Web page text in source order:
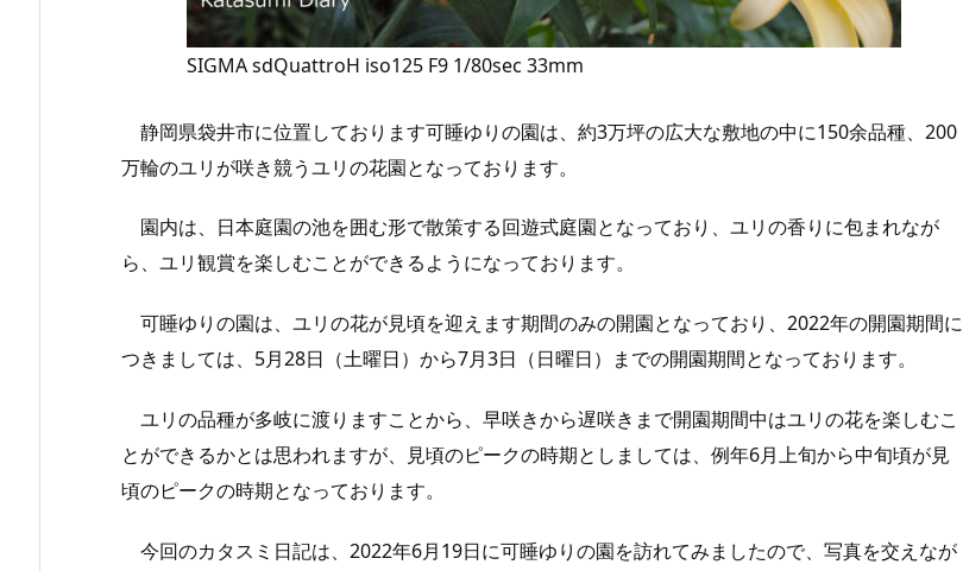
SIGMA sdQuattroH iso125 F9 1/80sec 33mm
静岡県袋井市に位置しております可睡ゆりの園は、約3万坪の広大な敷地の中に150余品種、200
万輪のユリが咲き競うユリの花園となっております。
園内は、日本庭園の池を囲む形で散策する回遊式庭園となっており、ユリの香りに包まれなが
ら、ユリ観賞を楽しむことができるようになっております。
可睡ゆりの園は、ユリの花が見頃を迎えます期間のみの開園となっており、2022年の開園期間に
つきましては、5月28日（土曜日）から7月3日（日曜日）までの開園期間となっております。
ユリの品種が多岐に渡りますことから、早咲きから遅咲きまで開園期間中はユリの花を楽しむこ
とができるかとは思われますが、見頃のピークの時期としましては、例年6月上旬から中旬頃が見
頃のピークの時期となっております。
今回のカタスミ日記は、2022年6月19日に可睡ゆりの園を訪れてみましたので、写真を交えなが